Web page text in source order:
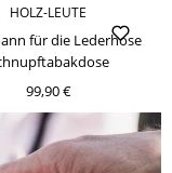
HOLZ-LEUTE
für die Lederhose
99,90 €